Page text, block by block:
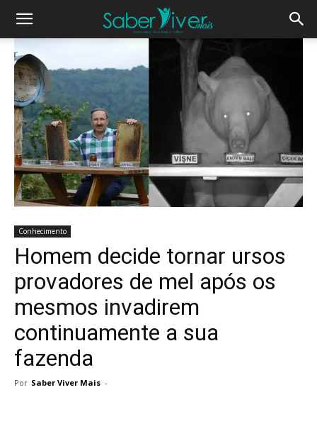
Conhecimento
Homem decide tornar ursos
provadores de mel após os
mesmos invadirem
continuamente a sua
fazenda
Por Saber Viver Mais -